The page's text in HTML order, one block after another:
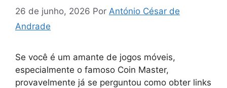
26 de junho, 2026 Por António César de
Andrade
Se você é um amante de jogos móveis,
especialmente o famoso Coin Master,
provavelmente já se perguntou como obter links